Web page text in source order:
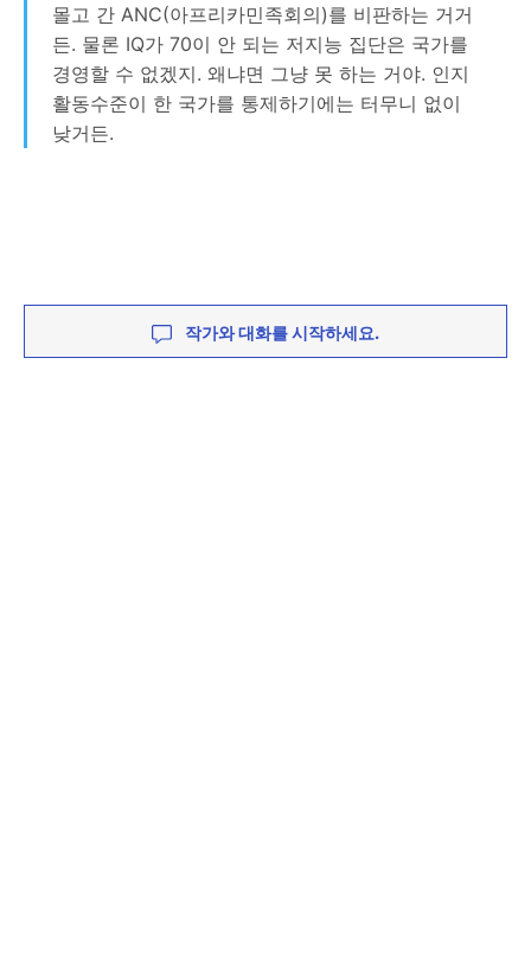
몰고 간 ANC(아프리카민족회의)를 비판하는 거거
든. 물론 IQ가 70이 안 되는 저지능 집단은 국가를
경영할 수 없겠지. 왜냐면 그냥 못 하는 거야. 인지
활동수준이 한 국가를 통제하기에는 터무니 없이
낮거든.
작가와 대화를 시작하세요.